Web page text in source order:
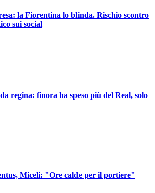
la Fiorentina lo blinda. Rischio scontro
sui social
regina: finora ha speso più del Real, solo
Miceli: "Ore calde per il portiere"